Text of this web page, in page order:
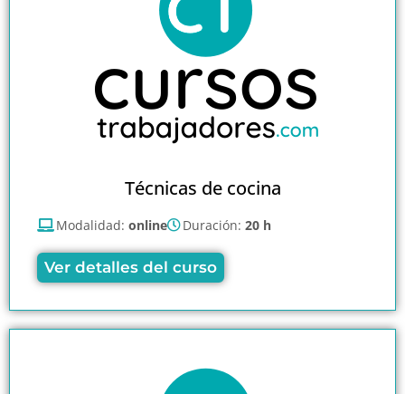
Técnicas de cocina
Modalidad: online Duración: 20 h
Ver detalles del curso